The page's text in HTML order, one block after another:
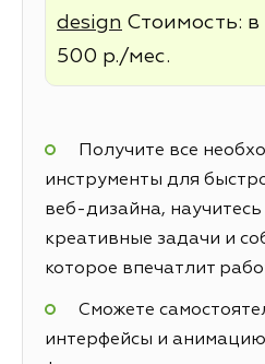
design Стоимость: в
500 р./мес.
Получите все
инструменты для
веб-дизайна,
креативные задачи и
которое впечатлит
Сможете
интерфейсы и